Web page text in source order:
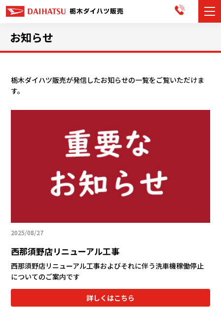
店舗情報
お知らせ
イベント・キャンペーン
ご購入者サポート
アフターサポート
リコ
お問
お知らせ
栃木ダイハツ販売が発信したお知らせの一覧をご覧いただけま
す。
2025/08/27
西那須野店リニューアル工事
西那須野店リニューアル工事およびそれに伴う洗車機稼働停止
についてのご案内です
詳しくはこちら